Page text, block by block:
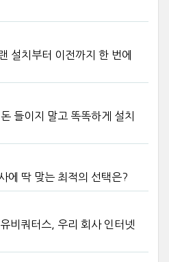
설치부터 이전까지 한 번에
들이지 말고 똑똑하게 설치
에 딱 맞는 최적의 선택은?
비쿼터스, 우리 회사 인터넷